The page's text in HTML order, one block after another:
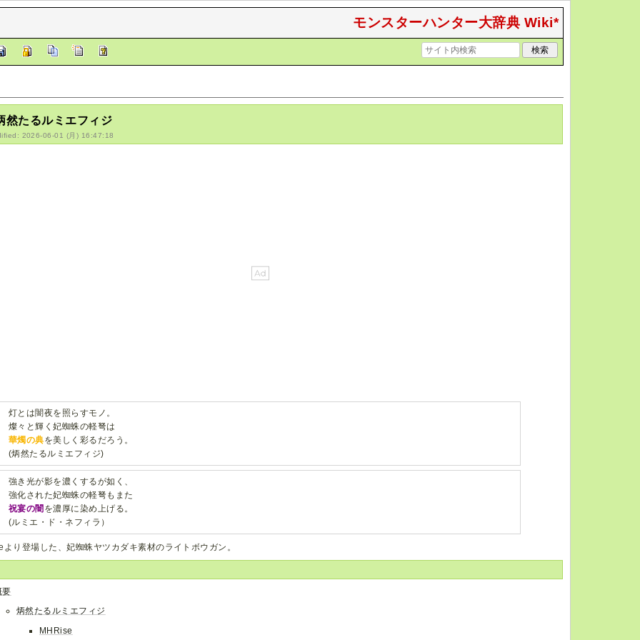
モンスターハンター大辞典 Wiki*
然たるルミエフィジ
2026-06-01 (月) 16:47:18
灯とは闇夜を照らすモノ。
燦々と輝く妃蜘蛛の軽弩は
華燭の典を美しく彩るだろう。
(炳然たるルミエフィジ)
強き光が影を濃くするが如く、
強化された妃蜘蛛の軽弩もまた
祝宴の闇 を濃厚に染め上げる。
(ルミエ・ド・ネフィラ）
り登場した、妃蜘蛛ヤツカダキ素材のライトボウガン。
要
炳然たるルミエフィジ
MHRise